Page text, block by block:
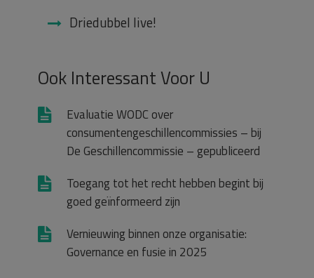
Driedubbel live!
Ook Interessant Voor U
Evaluatie WODC over
consumentengeschillencommissies – bij
De Geschillencommissie – gepubliceerd
Toegang tot het recht hebben begint bij
goed geïnformeerd zijn
Vernieuwing binnen onze organisatie:
Governance en fusie in 2025